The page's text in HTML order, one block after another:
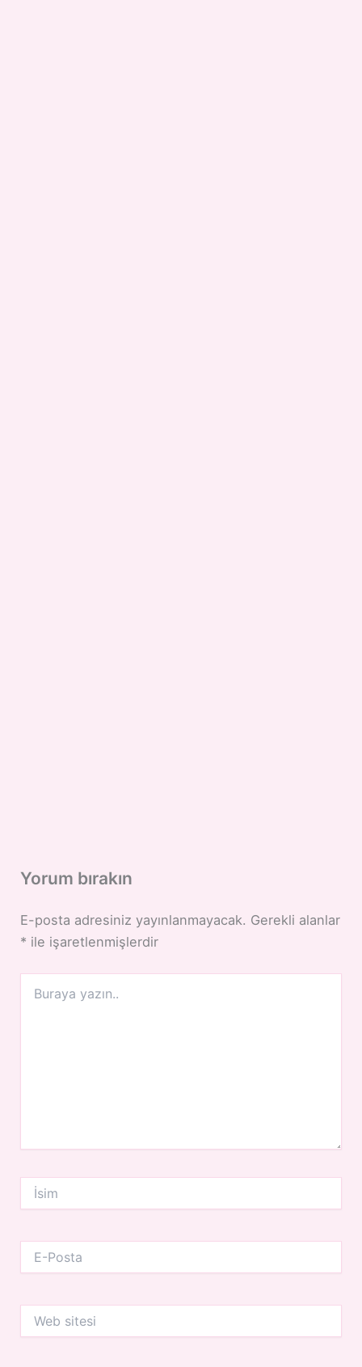
Yorum bırakın
E-posta adresiniz yayınlanmayacak. Gerekli alanlar
* ile işaretlenmişlerdir
yazın..
İsim
Posta
sitesi